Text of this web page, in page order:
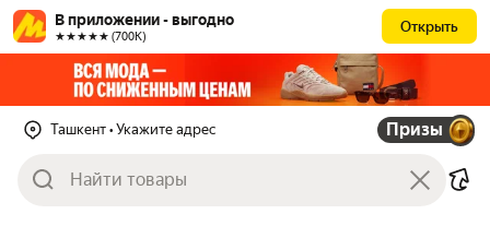
В приложении - выгодно
★★★★★ (700К)
Открыть
Ташкент • Укажите адрес Призы